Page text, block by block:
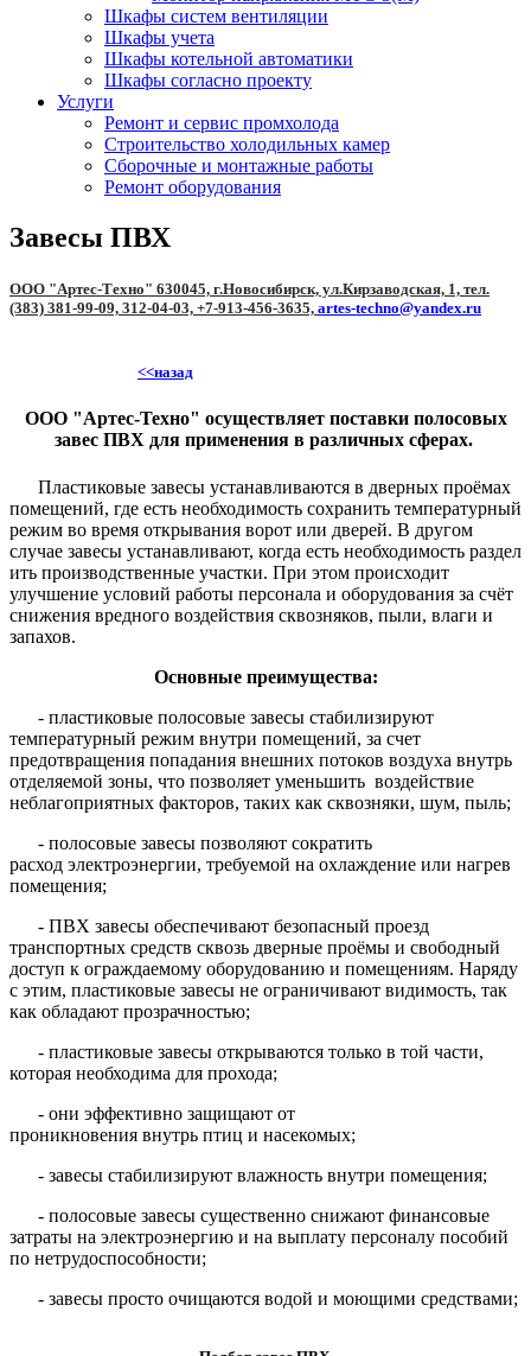
Шкафы систем вентиляции
Шкафы учета
Шкафы котельной автоматики
Шкафы согласно проекту
Услуги
Ремонт и сервис промхолода
Строительство холодильных камер
Сборочные и монтажные работы
Ремонт оборудования
Завесы ПВХ
ООО "Артес-Техно" 630045, г.Новосибирск, ул.Кирзаводская, 1, тел.
(383) 381-99-09, 312-04-03, +7-913-456-3635, artes-techno@yandex.ru
<<назад
ООО "Артес-Техно" осуществляет поставки полосовых
завес ПВХ для применения в различных сферах.
Пластиковые завесы устанавливаются в дверных проёмах
помещений, где есть необходимость сохранить температурный
режим во время открывания ворот или дверей. В другом
случае завесы устанавливают, когда есть необходимость раздел
ить производственные участки. При этом происходит
улучшение условий работы персонала и оборудования за счёт
снижения вредного воздействия сквозняков, пыли, влаги и
запахов.
Основные преимущества:
- пластиковые полосовые завесы стабилизируют
температурный режим внутри помещений, за счет
предотвращения попадания внешних потоков воздуха внутрь
отделяемой зоны, что позволяет уменьшить воздействие
неблагоприятных факторов, таких как сквозняки, шум, пыль;
- полосовые завесы позволяют сократить
расход электроэнергии, требуемой на охлаждение или нагрев
помещения;
- ПВХ завесы обеспечивают безопасный проезд
транспортных средств сквозь дверные проёмы и свободный
доступ к ограждаемому оборудованию и помещениям. Наряду
с этим, пластиковые завесы не ограничивают видимость, так
как обладают прозрачностью;
- пластиковые завесы открываются только в той части,
которая необходима для прохода;
- они эффективно защищают от
проникновения внутрь птиц и насекомых;
- завесы стабилизируют влажность внутри помещения;
- полосовые завесы существенно снижают финансовые
затраты на электроэнергию и на выплату персоналу пособий
по нетрудоспособности;
- завесы просто очищаются водой и моющими средствами;